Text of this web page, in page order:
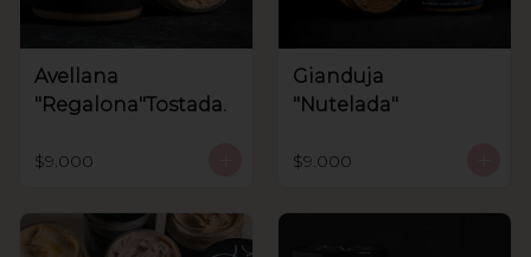
Avellana
"Regalona"Tostada.
$9.000
Gianduja
"Nutelada"
$9.000